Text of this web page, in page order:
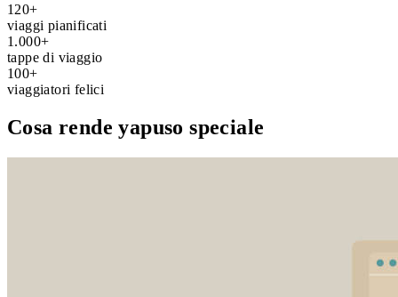
120+
viaggi pianificati
1.000+
tappe di viaggio
100+
viaggiatori felici
Cosa rende yapuso speciale